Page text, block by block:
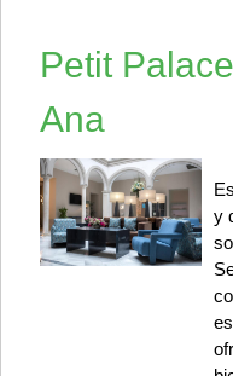
Petit
Ana
y